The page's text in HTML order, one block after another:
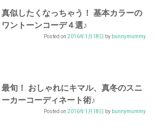
真似したくなっちゃう！ 基本カラーの
ワントーンコーデ４選♪
Posted on 2016年1月18日 by bunnymummy
最旬！ おしゃれにキマル、真冬のスニ
ーカーコーディネート術♪
Posted on 2016年1月18日 by bunnymummy